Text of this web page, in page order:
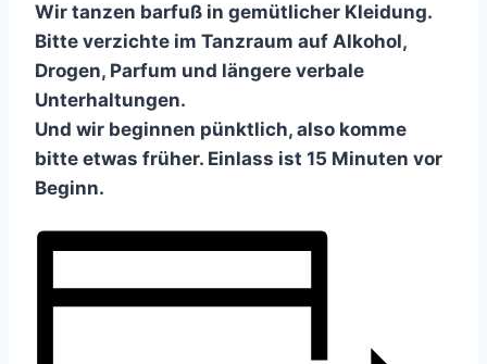
Wir tanzen barfuß in gemütlicher Kleidung.
Bitte verzichte im Tanzraum auf Alkohol,
Drogen, Parfum und längere verbale
Unterhaltungen.
Und wir beginnen pünktlich, also komme
bitte etwas früher. Einlass ist 15 Minuten vor
Beginn.